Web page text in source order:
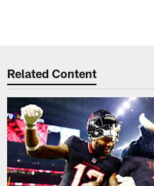
Related Content